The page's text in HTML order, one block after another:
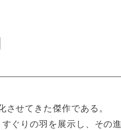
せてきた傑作である。
ぐりの羽を展示し、その進